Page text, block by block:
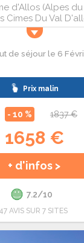
d'Allos (Alpes
Cimes Du Val
de séjour le 6
Prix malin
- 10 % 1837 €
1658 €
+ d'infos >
7.2/10
AVIS SUR 7 SITES